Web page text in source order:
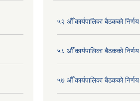
५२ औँ कार्यपालिका बैठकको
५८ औँ कार्यपालिका बैठकको निर्णय
५७ औँ कार्यपालिका बैठकको निर्णय